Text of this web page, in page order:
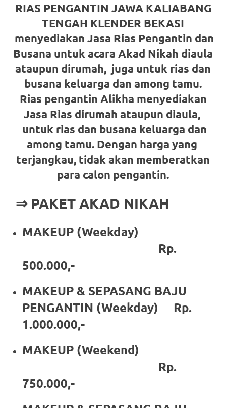
Discount
replica
watches .
click
fake
watches.
Get
the
anchor
https://
this
link
right
here
now
https://www.domainwatches.com
visit
RIAS PENGANTIN JAWA KALIABANG
TENGAH KLENDER BEKASI
menyediakan Jasa Rias Pengantin dan
Busana untuk acara Akad Nikah diaula
ataupun dirumah, juga untuk rias dan
busana keluarga dan among tamu.
Rias pengantin Alikha menyediakan
Jasa Rias dirumah ataupun diaula,
untuk rias dan busana keluarga dan
among tamu. Dengan harga yang
terjangkau, tidak akan memberatkan
para calon pengantin.
⇒ PAKET AKAD NIKAH
MAKEUP (Weekday)
Rp.
500.000,-
MAKEUP & SEPASANG BAJU
PENGANTIN (Weekday) Rp.
1.000.000,-
MAKEUP (Weekend)
Rp.
750.000,-